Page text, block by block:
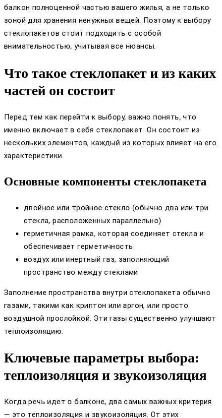
балкон полноценной частью вашего жилья, а не только
зоной для хранения ненужных вещей. Поэтому к выбору
стеклопакетов стоит подходить с особой
внимательностью, учитывая все нюансы.
Что такое стеклопакет и из каких
частей он состоит
Перед тем как перейти к выбору, важно понять, что
именно включает в себя стеклопакет. Он состоит из
нескольких элементов, каждый из которых влияет на его
характеристики.
Основные компоненты стеклопакета
двойное или тройное стекло (обычно два или три
стекла, расположенных параллельно)
герметичная рамка, которая соединяет стекла и
обеспечивает герметичность
воздух или инертный газ, заполняющий
пространство между стеклами
Заполнение пространства внутри стеклопакета обычно
газами, такими как криптон или аргон, или просто
воздушной прослойкой. Эти газы существенно улучшают
теплоизоляцию.
Ключевые параметры выбора:
теплоизоляция и звукоизоляция
Когда речь идет о балконе, два самых важных критерия
— это теплоизоляция и звукоизоляция. От этих